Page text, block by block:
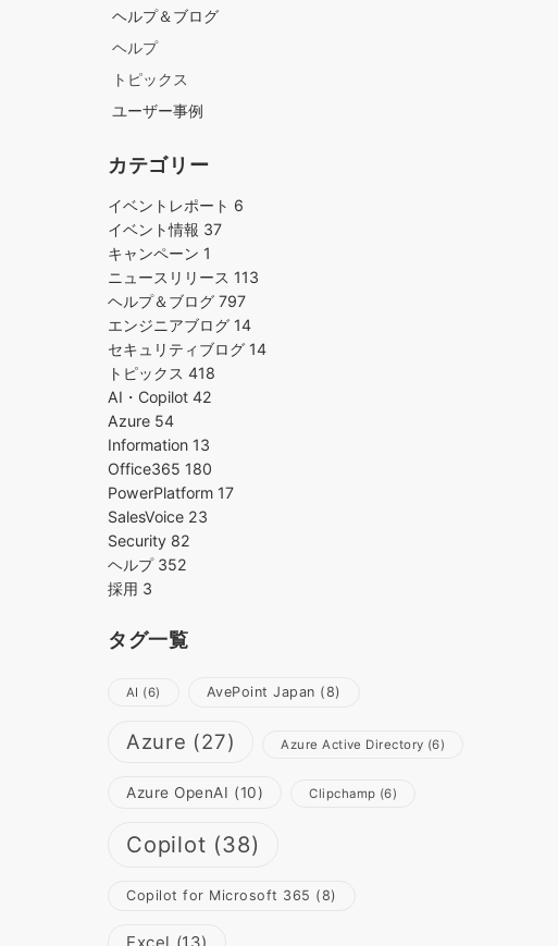
ヘルプ＆ブログ
ヘルプ
トピックス
ユーザー事例
カテゴリー
イベントレポート 6
イベント情報 37
キャンペーン 1
ニュースリリース 113
ヘルプ＆ブログ 797
エンジニアブログ 14
セキュリティブログ 14
トピックス 418
AI・Copilot 42
Azure 54
Information 13
Office365 180
PowerPlatform 17
SalesVoice 23
Security 82
ヘルプ 352
採用 3
タグ一覧
AI (6) AvePoint Japan (8)
Azure (27) Azure Active Directory (6)
Azure OpenAI (10) Clipchamp (6)
Copilot (38)
Copilot for Microsoft 365 (8)